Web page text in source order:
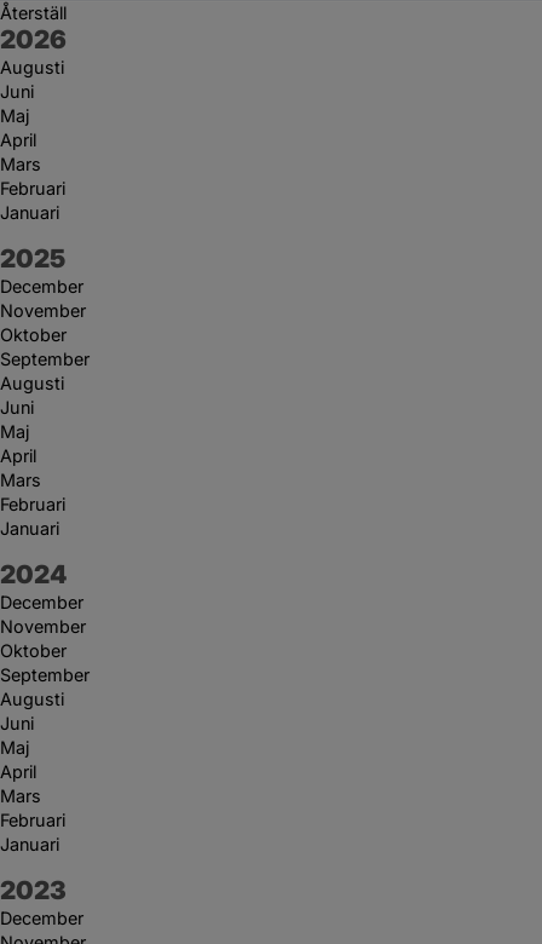
Återställ
År:
2026
Augusti
Juni
Maj
April
Mars
Februari
Januari
År:
2025
December
November
Oktober
September
Augusti
Juni
Maj
April
Mars
Februari
Januari
År:
2024
December
November
Oktober
September
Augusti
Juni
Maj
April
Mars
Februari
Januari
År:
2023
December